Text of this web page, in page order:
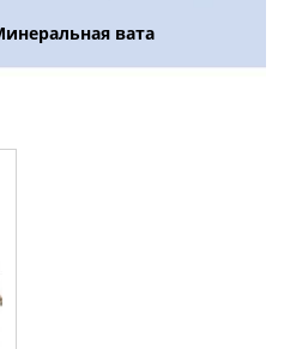
вата